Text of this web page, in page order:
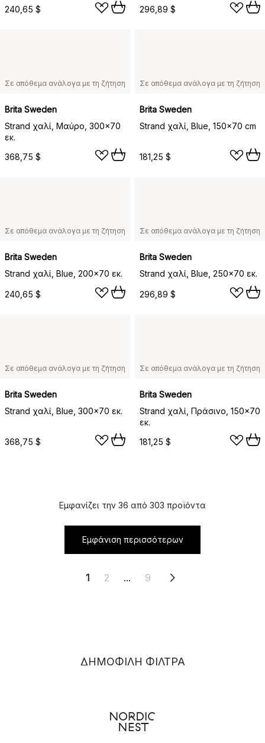
240,65 $
296,89 $
Σε απόθεμα ανάλογα με τη ζήτηση
Brita Sweden
Strand χαλί, Μαύρο, 300x70
εκ.
368,75 $
Σε απόθεμα ανάλογα με τη ζήτηση
Brita Sweden
Strand χαλί, Blue, 150x70 cm
181,25 $
Σε απόθεμα ανάλογα με τη ζήτηση
Brita Sweden
Strand χαλί, Blue, 200x70 εκ.
240,65 $
Σε απόθεμα ανάλογα με τη ζήτηση
Brita Sweden
Strand χαλί, Blue, 250x70 εκ.
296,89 $
Σε απόθεμα ανάλογα με τη ζήτηση
Brita Sweden
Strand χαλί, Blue, 300x70 εκ.
368,75 $
Σε απόθεμα ανάλογα με τη ζήτηση
Brita Sweden
Strand χαλί, Πράσινο, 150x70
εκ.
181,25 $
Εμφανίζει την 36 από 303 προϊόντα
Εμφάνιση περισσότερων
1 2 ... 9
ΔΗΜΟΦΙΛΉ ΦΊΛΤΡΑ